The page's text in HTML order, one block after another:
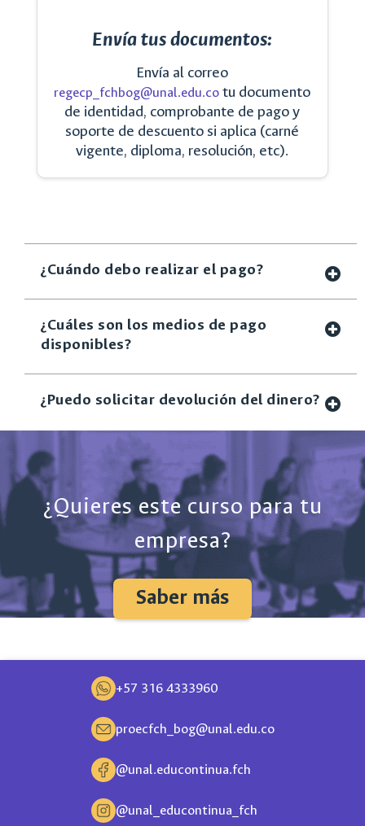
Envía tus documentos:
Envía al correo
regecp_fchbog@unal.edu.co tu documento
de identidad, comprobante de pago y
soporte de descuento si aplica (carné
vigente, diploma, resolución, etc).
¿Cuándo debo realizar el pago?
¿Cuáles son los medios de pago
disponibles?
¿Puedo solicitar devolución del dinero?
¿Quieres este curso para tu
empresa?
Saber más
+57 316 4333960
proecfch_bog@unal.edu.co
@unal.educontinua.fch
@unal_educontinua_fch